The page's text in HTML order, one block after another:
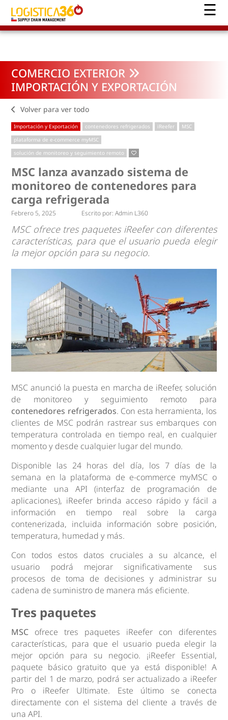
COMERCIO EXTERIOR
IMPORTACIÓN Y EXPORTACIÓN
Volver para ver todo
Importación y Exportación contenedores refrigerados iReefer
MSC
plataforma de e-commerce myMSC
solución de monitoreo y seguimiento remoto
MSC lanza avanzado sistema de
monitoreo de contenedores para
carga refrigerada
Febrero 5, 2025 Escrito por: Admin L360
MSC ofrece tres paquetes iReefer con diferentes
características, para que el usuario pueda elegir
la mejor opción para su negocio.
MSC anunció la puesta en marcha de iReefer, solución
de monitoreo y seguimiento remoto para
contenedores refrigerados. Con esta herramienta, los
clientes de MSC podrán rastrear sus embarques con
temperatura controlada en tiempo real, en cualquier
momento y desde cualquier lugar del mundo.
Disponible las 24 horas del día, los 7 días de la
semana en la plataforma de e-commerce myMSC o
mediante una API (interfaz de programación de
aplicaciones), iReefer brinda acceso rápido y fácil a
información en tiempo real sobre la carga
contenerizada, incluida información sobre posición,
temperatura, humedad y más.
Con todos estos datos cruciales a su alcance, el
usuario podrá mejorar significativamente sus
procesos de toma de decisiones y administrar su
cadena de suministro de manera más eficiente.
Tres paquetes
MSC ofrece tres paquetes iReefer con diferentes
características, para que el usuario pueda elegir la
mejor opción para su negocio. ¡iReefer Essential,
paquete básico gratuito que ya está disponible! A
partir del 1 de marzo, podrá ser actualizado a iReefer
Pro o iReefer Ultimate. Este último se conecta
directamente con el sistema del cliente a través de
una API.